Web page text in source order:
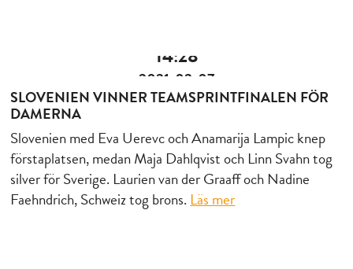
14:28
2021-02-07
SLOVENIEN VINNER TEAMSPRINTFINALEN FÖR
DAMERNA
Slovenien med Eva Uerevc och Anamarija Lampic knep
förstaplatsen, medan Maja Dahlqvist och Linn Svahn tog
silver för Sverige. Laurien van der Graaff och Nadine
Faehndrich, Schweiz tog brons. Läs mer